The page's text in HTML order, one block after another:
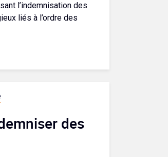
l’indemnisation des
liés à l’ordre des
des